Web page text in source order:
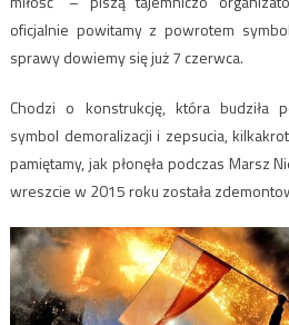
oficjalnie powitamy z powrotem
sprawy dowiemy się już 7 czerwca.
Chodzi o konstrukcję, która budziła
symbol demoralizacji i zepsucia,
pamiętamy, jak płonęła podczas Marsz
wreszcie w 2015 roku została